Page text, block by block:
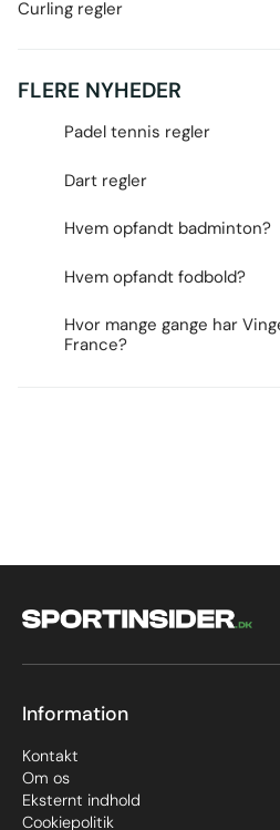
Curling regler
FLERE NYHEDER
Padel tennis regler
Dart regler
Hvem opfandt badminton?
Hvem opfandt fodbold?
Hvor mange gange har
France?
Information
Kontakt
Om os
Eksternt indhold
Cookiepolitik